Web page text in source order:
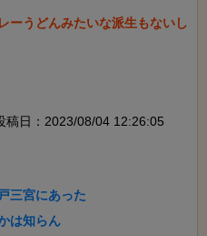
ーうどんみたいな派生もないし
稿日：2023/08/04 12:26:05
三宮にあった
は知らん